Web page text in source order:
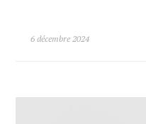
6 décembre 2024